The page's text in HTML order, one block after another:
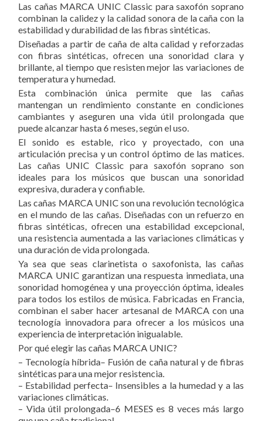
Las cañas MARCA UNIC Classic para saxofón soprano
combinan la calidez y la calidad sonora de la caña con la
estabilidad y durabilidad de las fibras sintéticas.
Diseñadas a partir de caña de alta calidad y reforzadas
con fibras sintéticas, ofrecen una sonoridad clara y
brillante, al tiempo que resisten mejor las variaciones de
temperatura y humedad.
Esta combinación única permite que las cañas
mantengan un rendimiento constante en condiciones
cambiantes y aseguren una vida útil prolongada que
puede alcanzar hasta 6 meses, según el uso.
El sonido es estable, rico y proyectado, con una
articulación precisa y un control óptimo de las matices.
Las cañas UNIC Classic para saxofón soprano son
ideales para los músicos que buscan una sonoridad
expresiva, duradera y confiable.
Las cañas MARCA UNIC son una revolución tecnológica
en el mundo de las cañas. Diseñadas con un refuerzo en
fibras sintéticas, ofrecen una estabilidad excepcional,
una resistencia aumentada a las variaciones climáticas y
una duración de vida prolongada.
Ya sea que seas clarinetista o saxofonista, las cañas
MARCA UNIC garantizan una respuesta inmediata, una
sonoridad homogénea y una proyección óptima, ideales
para todos los estilos de música. Fabricadas en Francia,
combinan el saber hacer artesanal de MARCA con una
tecnología innovadora para ofrecer a los músicos una
experiencia de interpretación inigualable.
Por qué elegir las cañas MARCA UNIC?
– Tecnología híbrida– Fusión de caña natural y de fibras
sintéticas para una mejor resistencia.
– Estabilidad perfecta– Insensibles a la humedad y a las
variaciones climáticas.
– Vida útil prolongada–6 MESES es 8 veces más largo